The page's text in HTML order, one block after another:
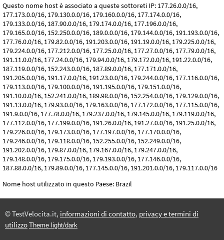
Questo nome host è associato a queste sottoreti IP: 177.26.0.0/16,
177.173.0.0/16, 179.130.0.0/16, 179.160.0.0/16, 177.174.0.0/16,
179.133.0.0/16, 187.90.0.0/16, 179.174.0.0/16, 177.196.0.0/16,
179.165.0.0/16, 152.250.0.0/16, 189.0.0.0/16, 179.144.0.0/16, 191.193.0.0/16,
177.76.0.0/16, 179.82.0.0/16, 191.203.0.0/16, 191.19.0.0/16, 179.225.0.0/16,
179.224.0.0/16, 177.212.0.0/16, 177.25.0.0/16, 177.27.0.0/16, 177.79.0.0/16,
191.11.0.0/16, 177.24.0.0/16, 179.94.0.0/16, 179.172.0.0/16, 191.22.0.0/16,
187.119.0.0/16, 152.243.0.0/16, 187.89.0.0/16, 177.171.0.0/16,
191.205.0.0/16, 191.17.0.0/16, 191.23.0.0/16, 179.244.0.0/16, 177.116.0.0/16,
179.113.0.0/16, 179.100.0.0/16, 191.195.0.0/16, 179.151.0.0/16,
191.10.0.0/16, 152.241.0.0/16, 189.98.0.0/16, 152.254.0.0/16, 179.129.0.0/16,
191.13.0.0/16, 179.93.0.0/16, 179.163.0.0/16, 177.172.0.0/16, 177.115.0.0/16,
191.9.0.0/16, 177.78.0.0/16, 179.237.0.0/16, 179.145.0.0/16, 179.119.0.0/16,
177.112.0.0/16, 177.199.0.0/16, 191.26.0.0/16, 191.27.0.0/16, 191.25.0.0/16,
179.226.0.0/16, 179.173.0.0/16, 177.197.0.0/16, 177.170.0.0/16,
179.246.0.0/16, 179.118.0.0/16, 152.255.0.0/16, 152.249.0.0/16,
191.202.0.0/16, 179.87.0.0/16, 179.167.0.0/16, 179.247.0.0/16,
179.148.0.0/16, 179.175.0.0/16, 179.193.0.0/16, 177.146.0.0/16,
187.88.0.0/16, 179.89.0.0/16, 177.145.0.0/16, 191.201.0.0/16, 179.117.0.0/16
Nome host utilizzato in questo Paese: Brazil
© TestVelocita.it, informazioni di contatto, privacy e termini di
utilizzo Theme light/dark